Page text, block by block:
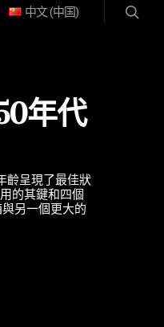
中文 (中国)
年代
齡呈現了最佳狀
的其鍵和四個
另一個更大的